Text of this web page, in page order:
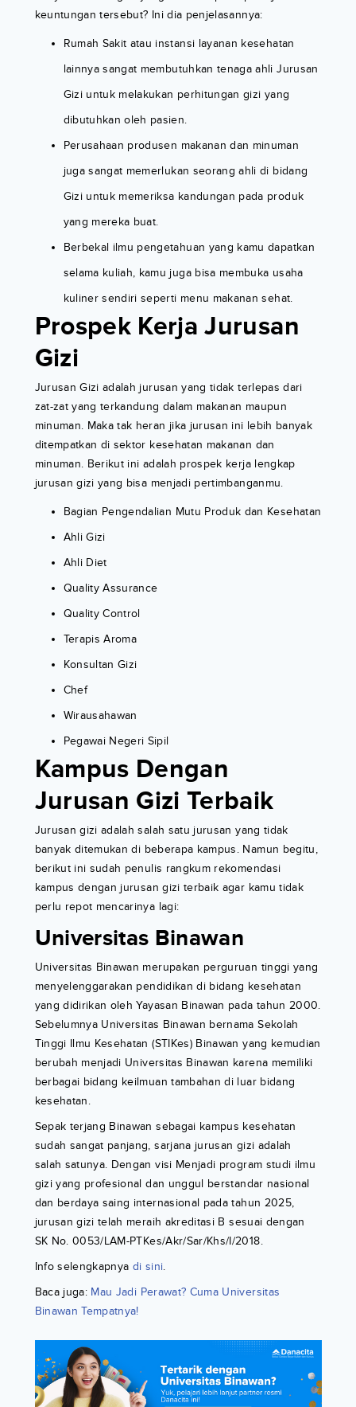
keuntungan tersebut? Ini dia penjelasannya:
Rumah Sakit atau instansi layanan kesehatan
lainnya sangat membutuhkan tenaga ahli Jurusan
Gizi untuk melakukan perhitungan gizi yang
dibutuhkan oleh pasien.
Perusahaan produsen makanan dan minuman
juga sangat memerlukan seorang ahli di bidang
Gizi untuk memeriksa kandungan pada produk
yang mereka buat.
Berbekal ilmu pengetahuan yang kamu dapatkan
selama kuliah, kamu juga bisa membuka usaha
kuliner sendiri seperti menu makanan sehat.
Prospek Kerja Jurusan
Gizi
Jurusan Gizi adalah jurusan yang tidak terlepas dari
zat-zat yang terkandung dalam makanan maupun
minuman. Maka tak heran jika jurusan ini lebih banyak
ditempatkan di sektor kesehatan makanan dan
minuman. Berikut ini adalah prospek kerja lengkap
jurusan gizi yang bisa menjadi pertimbanganmu.
Bagian Pengendalian Mutu Produk dan Kesehatan
Ahli Gizi
Ahli Diet
Quality Assurance
Quality Control
Terapis Aroma
Konsultan Gizi
Chef
Wirausahawan
Pegawai Negeri Sipil
Kampus Dengan
Jurusan Gizi Terbaik
Jurusan gizi adalah salah satu jurusan yang tidak
banyak ditemukan di beberapa kampus. Namun begitu,
berikut ini sudah penulis rangkum rekomendasi
kampus dengan jurusan gizi terbaik agar kamu tidak
perlu repot mencarinya lagi:
Universitas Binawan
Universitas Binawan merupakan perguruan tinggi yang
menyelenggarakan pendidikan di bidang kesehatan
yang didirikan oleh Yayasan Binawan pada tahun 2000.
Sebelumnya Universitas Binawan bernama Sekolah
Tinggi Ilmu Kesehatan (STIKes) Binawan yang kemudian
berubah menjadi Universitas Binawan karena memiliki
berbagai bidang keilmuan tambahan di luar bidang
kesehatan.
Sepak terjang Binawan sebagai kampus kesehatan
sudah sangat panjang, sarjana jurusan gizi adalah
salah satunya. Dengan visi Menjadi program studi ilmu
gizi yang profesional dan unggul berstandar nasional
dan berdaya saing internasional pada tahun 2025,
jurusan gizi telah meraih akreditasi B sesuai dengan
SK No. 0053/LAM-PTKes/Akr/Sar/Khs/I/2018.
Info selengkapnya di sini.
Baca juga: Mau Jadi Perawat? Cuma Universitas
Binawan Tempatnya!